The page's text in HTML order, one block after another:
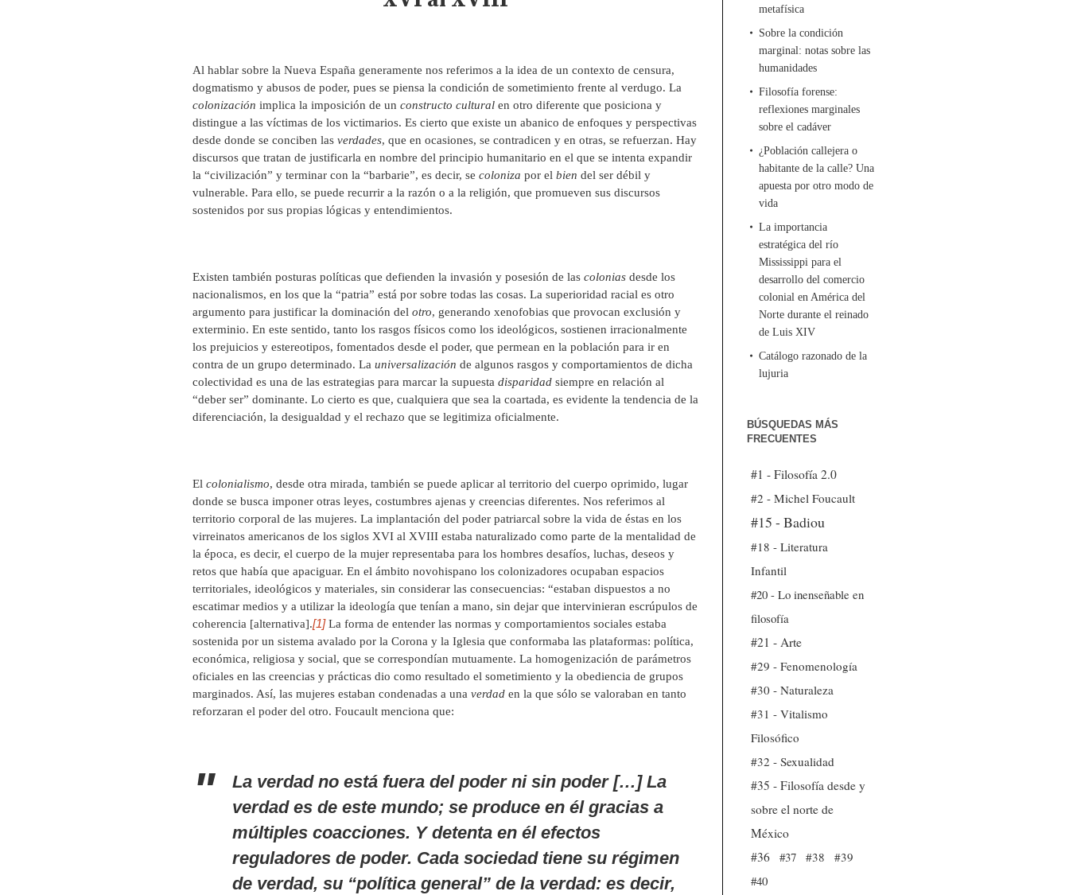
Al hablar sobre la Nueva España generamente nos referimos a la idea de un contexto de censura,
dogmatismo y abusos de poder, pues se piensa la condición de sometimiento frente al verdugo. La
colonización implica la imposición de un constructo cultural en otro diferente que posiciona y
distingue a las víctimas de los victimarios. Es cierto que existe un abanico de enfoques y perspectivas
desde donde se conciben las verdades, que en ocasiones, se contradicen y en otras, se refuerzan. Hay
discursos que tratan de justificarla en nombre del principio humanitario en el que se intenta expandir
la “civilización” y terminar con la “barbarie”, es decir, se coloniza por el bien del ser débil y
vulnerable. Para ello, se puede recurrir a la razón o a la religión, que promueven sus discursos
sostenidos por sus propias lógicas y entendimientos.
Existen también posturas políticas que defienden la invasión y posesión de las colonias desde los
nacionalismos, en los que la “patria” está por sobre todas las cosas. La superioridad racial es otro
argumento para justificar la dominación del otro, generando xenofobias que provocan exclusión y
exterminio. En este sentido, tanto los rasgos físicos como los ideológicos, sostienen irracionalmente
los prejuicios y estereotipos, fomentados desde el poder, que permean en la población para ir en
contra de un grupo determinado. La universalización de algunos rasgos y comportamientos de dicha
colectividad es una de las estrategias para marcar la supuesta disparidad siempre en relación al
“deber ser” dominante. Lo cierto es que, cualquiera que sea la coartada, es evidente la tendencia de la
diferenciación, la desigualdad y el rechazo que se legitimiza oficialmente.
El colonialismo, desde otra mirada, también se puede aplicar al territorio del cuerpo oprimido, lugar
donde se busca imponer otras leyes, costumbres ajenas y creencias diferentes. Nos referimos al
territorio corporal de las mujeres. La implantación del poder patriarcal sobre la vida de éstas en los
virreinatos americanos de los siglos XVI al XVIII estaba naturalizado como parte de la mentalidad de
la época, es decir, el cuerpo de la mujer representaba para los hombres desafíos, luchas, deseos y
retos que había que apaciguar. En el ámbito novohispano los colonizadores ocupaban espacios
territoriales, ideológicos y materiales, sin considerar las consecuencias: “estaban dispuestos a no
escatimar medios y a utilizar la ideología que tenían a mano, sin dejar que intervinieran escrúpulos de
coherencia [alternativa].[1]La forma de entender las normas y comportamientos sociales estaba
sostenida por un sistema avalado por la Corona y la Iglesia que conformaba las plataformas: política,
económica, religiosa y social, que se correspondían mutuamente. La homogenización de parámetros
oficiales en las creencias y prácticas dio como resultado el sometimiento y la obediencia de grupos
marginados. Así, las mujeres estaban condenadas a una verdad en la que sólo se valoraban en tanto
reforzaran el poder del otro. Foucault menciona que:
La verdad no está fuera del poder ni sin poder […] La
verdad es de este mundo; se produce en él gracias a
múltiples coacciones. Y detenta en él efectos
reguladores de poder. Cada sociedad tiene su régimen
de verdad, su “política general” de la verdad: es decir,
metafísica
Sobre la condición
marginal: notas sobre las
humanidades
Filosofía forense:
reflexiones marginales
sobre el cadáver
¿Población callejera o
habitante de la calle? Una
apuesta por otro modo de
vida
La importancia
estratégica del río
Mississippi para el
desarrollo del comercio
colonial en América del
Norte durante el reinado
de Luis XIV
Catálogo razonado de la
lujuria
BÚSQUEDAS MÁS
FRECUENTES
#1 - Filosofía 2.0
#2 - Michel Foucault
#15 - Badiou
#18 - Literatura
Infantil
#20 - Lo inenseñable en
filosofía
#21 - Arte
#29 - Fenomenología
#30 - Naturaleza
#31 - Vitalismo
Filosófico
#32 - Sexualidad
#35 - Filosofía desde y
sobre el norte de
México
#36
#37 #38
#39
#40